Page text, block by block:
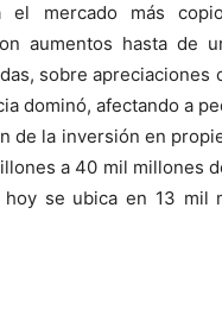
el mercado más
aumentos hasta de
sobre
dominó, afectando a
de la inversión en
a 40 mil millones
se ubica en 13 mil